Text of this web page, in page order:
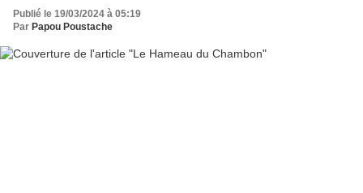
Publié le 19/03/2024 à 05:19
Par Papou Poustache